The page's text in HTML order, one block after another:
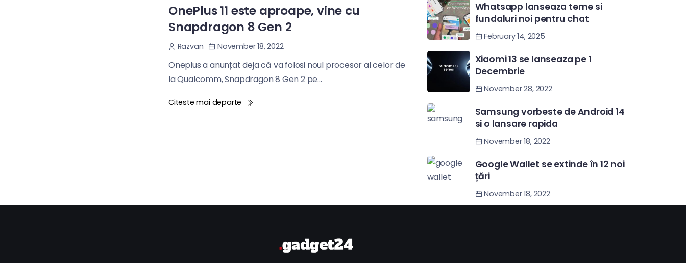
OnePlus 11 este aproape, vine cu
Snapdragon 8 Gen 2
Razvan November 18, 2022
Oneplus a anunțat deja că va folosi noul procesor al celor de
la Qualcomm, Snapdragon 8 Gen 2 pe...
Citeste mai departe
RIVAX BANNER
Whatsapp lanseaza teme si
fundaluri noi pentru chat
February 14, 2025
Xiaomi 13 se lanseaza pe 1
Decembrie
November 28, 2022
Samsung vorbeste de Android 14
si o lansare rapida
November 18, 2022
Google Wallet se extinde în 12 noi
țări
November 18, 2022